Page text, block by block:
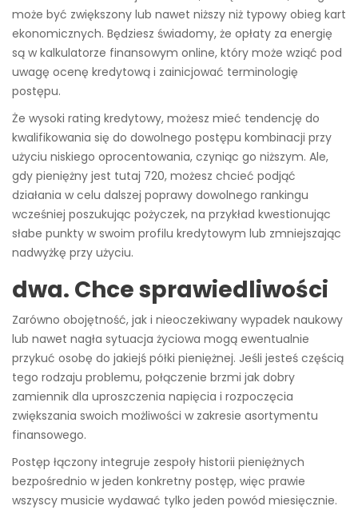
może być zwiększony lub nawet niższy niż typowy obieg kart
ekonomicznych. Będziesz świadomy, że opłaty za energię
są w kalkulatorze finansowym online, który może wziąć pod
uwagę ocenę kredytową i zainicjować terminologię
postępu.
Że wysoki rating kredytowy, możesz mieć tendencję do
kwalifikowania się do dowolnego postępu kombinacji przy
użyciu niskiego oprocentowania, czyniąc go niższym. Ale,
gdy pieniężny jest tutaj 720, możesz chcieć podjąć
działania w celu dalszej poprawy dowolnego rankingu
wcześniej poszukując pożyczek, na przykład kwestionując
słabe punkty w swoim profilu kredytowym lub zmniejszając
nadwyżkę przy użyciu.
dwa. Chce sprawiedliwości
Zarówno obojętność, jak i nieoczekiwany wypadek naukowy
lub nawet nagła sytuacja życiowa mogą ewentualnie
przykuć osobę do jakiejś półki pieniężnej. Jeśli jesteś częścią
tego rodzaju problemu, połączenie brzmi jak dobry
zamiennik dla uproszczenia napięcia i rozpoczęcia
zwiększania swoich możliwości w zakresie asortymentu
finansowego.
Postęp łączony integruje zespoły historii pieniężnych
bezpośrednio w jeden konkretny postęp, więc prawie
wszyscy musicie wydawać tylko jeden powód miesięcznie.